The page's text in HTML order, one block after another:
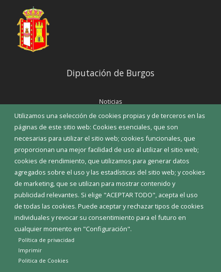
Utilizamos una selección de cookies propias y de terceros en las
páginas de este sitio web: Cookies esenciales, que son
necesarias para utilizar el sitio web; cookies funcionales, que
proporcionan una mejor facilidad de uso al utilizar el sitio web;
cookies de rendimiento, que utilizamos para generar datos
agregados sobre el uso y las estadísticas del sitio web; y cookies
de marketing, que se utilizan para mostrar contenido y
publicidad relevantes. Si elige "ACEPTAR TODO", acepta el uso
de todas las cookies. Puede aceptar y rechazar tipos de cookies
individuales y revocar su consentimiento para el futuro en
cualquier momento en "Configuración".
Política de privacidad
Imprimir
Politica de Cookies
Diputación de Burgos
Noticias
Eventos
Corporación Municipal
Teléfonos de interés
INICIAR SESIÓN
MAPA WEB